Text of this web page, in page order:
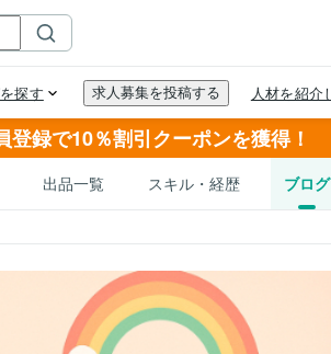
登録で10％割引クーポンを獲得！
出品一覧 スキル・経歴 ブログ